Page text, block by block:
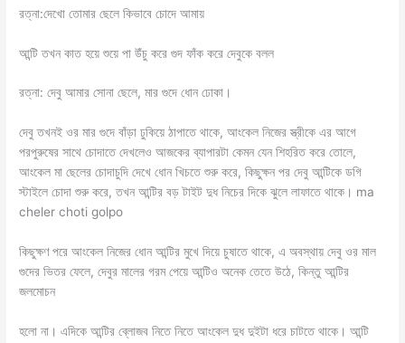
রত্না:দেখো তোমার ছেলে কিভাবে চোদে আমায়
আন্টি তখন কাত হয়ে শুয়ে পা উঁচু করে গুদ ফাঁক করে দেবুকে বলল
রত্না: দেবু আমার সোনা ছেলে, মার গুদে ধোন ঢোকা।
দেবু তখনই ওর মার গুদে বাঁড়া ঢুকিয়ে ঠাপাতে থাকে, আংকেল নিজের স্ত্রীকে এর আগে
পরপুরুষের সাথে চোদাতে দেখলেও আজকের ব্যাপারটা কেমন যেন শিহরিত করে তোলে,
আংকেল মা ছেলের চোদাচুদি দেখে ধোন খিচতে শুরু করে, কিছুক্ষন পর দেবু আন্টিকে ডগি
স্টাইলে চোদা শুরু করে, তখন আন্টির বড় টাইট দুধ নিচের দিকে ঝুলে লাফাতে থাকে। ma
cheler choti golpo
কিছুক্ষণ পরে আংকেল নিজের ধোন আন্টির মুখে দিয়ে চুষাতে থাকে, এ অবস্থায় দেবু ওর মাল
গুদের ভিতর ফেলে, দেবুর মালের গরম পেয়ে আন্টিও অনেক তেতে উঠে, কিন্তু আন্টির
জলমোচন
হলো না। এদিকে আন্টির ব্লোজব নিতে নিতে আংকেল দুধ দুইটা ধরে চাটতে থাকে। আন্টি